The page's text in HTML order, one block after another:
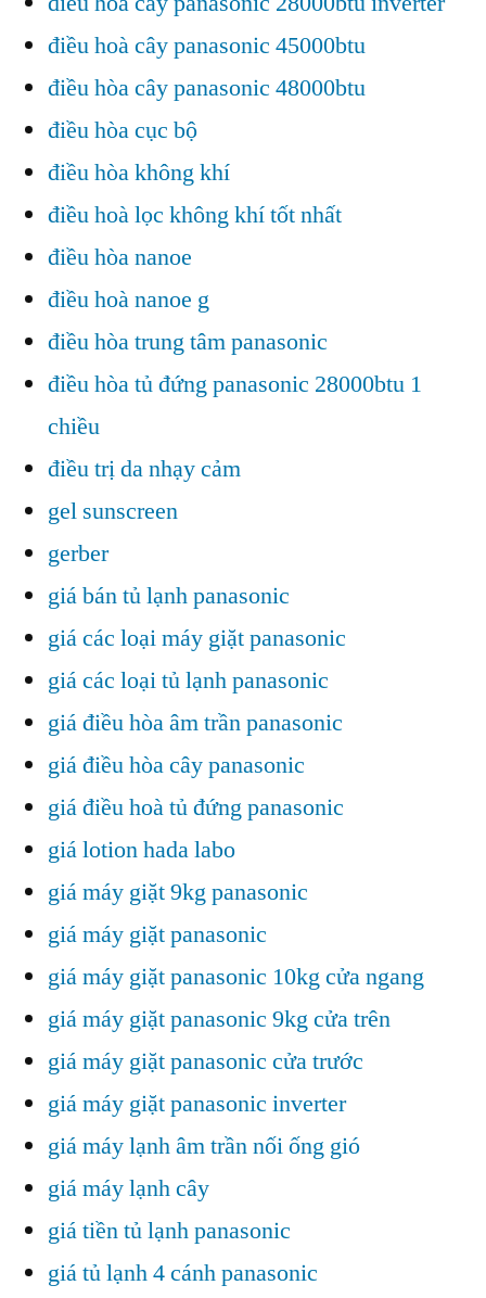
điều hoà cây panasonic 45000btu
điều hòa cây panasonic 48000btu
điều hòa cục bộ
điều hòa không khí
điều hoà lọc không khí tốt nhất
điều hòa nanoe
điều hoà nanoe g
điều hòa trung tâm panasonic
điều hòa tủ đứng panasonic 28000btu 1
chiều
điều trị da nhạy cảm
gel sunscreen
gerber
giá bán tủ lạnh panasonic
giá các loại máy giặt panasonic
giá các loại tủ lạnh panasonic
giá điều hòa âm trần panasonic
giá điều hòa cây panasonic
giá điều hoà tủ đứng panasonic
giá lotion hada labo
giá máy giặt 9kg panasonic
giá máy giặt panasonic
giá máy giặt panasonic 10kg cửa ngang
giá máy giặt panasonic 9kg cửa trên
giá máy giặt panasonic cửa trước
giá máy giặt panasonic inverter
giá máy lạnh âm trần nối ống gió
giá máy lạnh cây
giá tiền tủ lạnh panasonic
giá tủ lạnh 4 cánh panasonic